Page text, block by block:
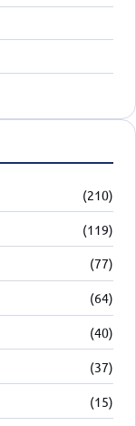
(210)
(119)
(77)
(64)
(40)
(37)
(15)